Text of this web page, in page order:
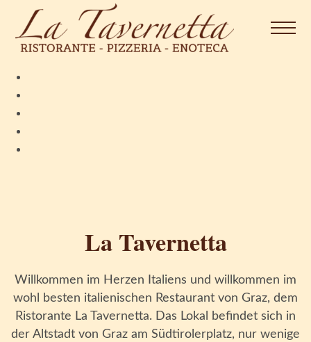
Contatto
La Tavernetta
Willkommen im Herzen Italiens und willkommen im
wohl besten italienischen Restaurant von Graz, dem
Ristorante La Tavernetta. Das Lokal befindet sich in
der Altstadt von Graz am Südtirolerplatz, nur wenige